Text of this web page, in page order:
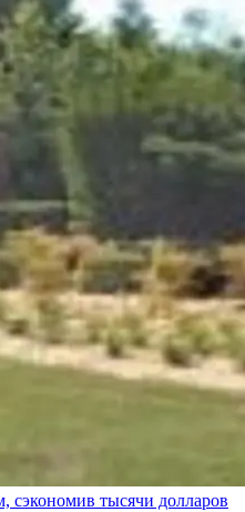
сэкономив тысячи долларов